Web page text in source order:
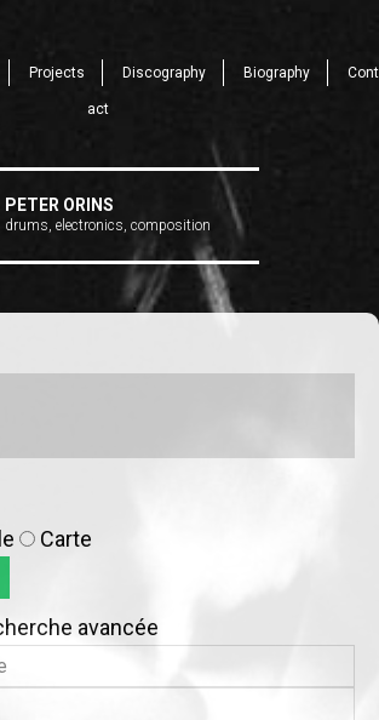
Projects Discography Biography Cont
act
PETER ORINS
drums, electronics, composition
Carte
avancée